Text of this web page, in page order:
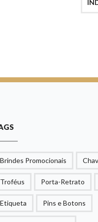
Brindes Promocionais
Troféus Porta-Retrato
Etiqueta Pins e Botons